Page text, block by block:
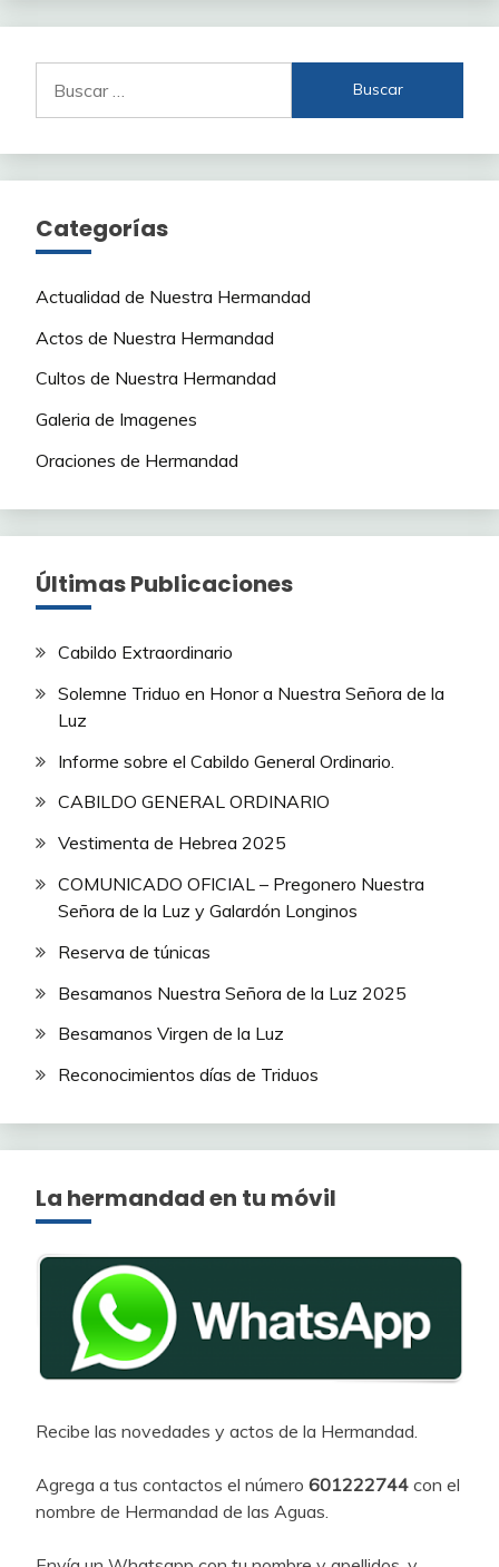
Categorías
Actualidad de Nuestra Hermandad
Actos de Nuestra Hermandad
Cultos de Nuestra Hermandad
Galeria de Imagenes
Oraciones de Hermandad
Últimas Publicaciones
Cabildo Extraordinario
Solemne Triduo en Honor a Nuestra Señora de la
Luz
Informe sobre el Cabildo General Ordinario.
CABILDO GENERAL ORDINARIO
Vestimenta de Hebrea 2025
COMUNICADO OFICIAL – Pregonero Nuestra
Señora de la Luz y Galardón Longinos
Reserva de túnicas
Besamanos Nuestra Señora de la Luz 2025
Besamanos Virgen de la Luz
Reconocimientos días de Triduos
La hermandad en tu móvil
Recibe las novedades y actos de la Hermandad.
Agrega a tus contactos el número 601222744 con el
nombre de Hermandad de las Aguas.